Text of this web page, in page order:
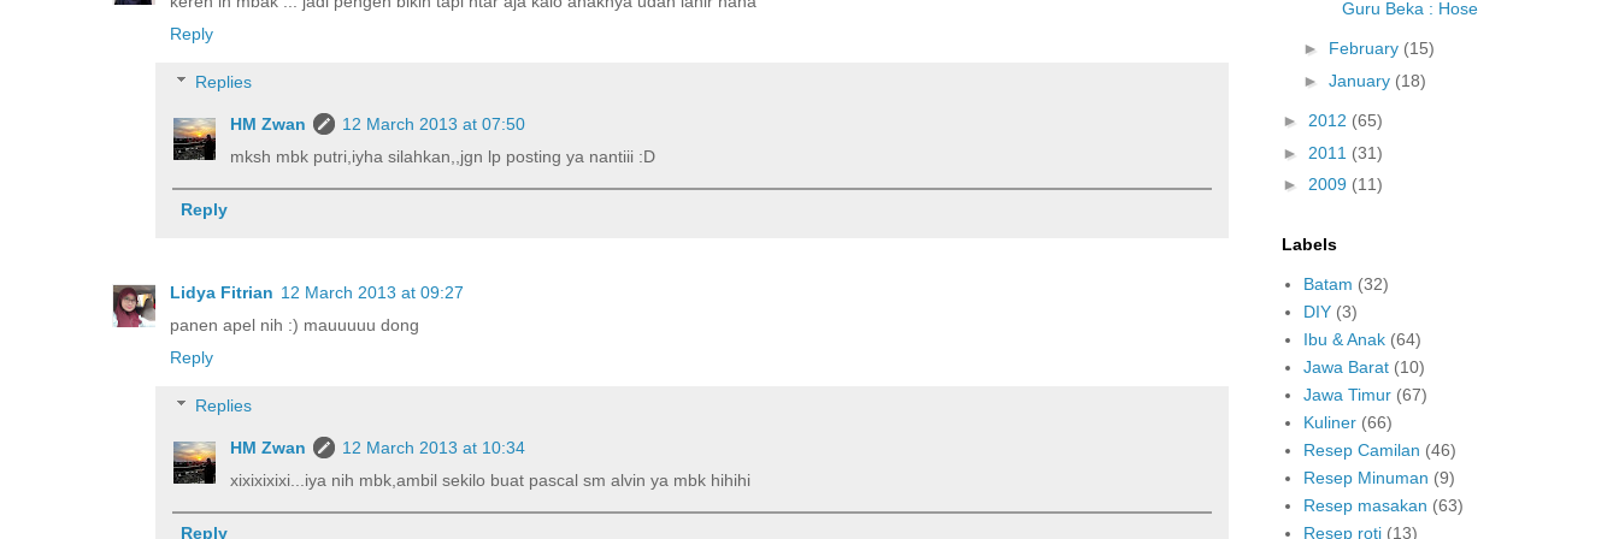
Reply
Replies
HM Zwan
12 March 2013 at 07:50
mksh mbk putri,iyha silahkan,,jgn lp posting ya nantiii :D
Reply
Lidya Fitrian 12 March 2013 at 09:27
panen apel nih :) mauuuuu dong
Reply
Replies
HM Zwan
12 March 2013 at 10:34
xixixixixi...iya nih mbk,ambil sekilo buat pascal sm alvin ya mbk hihihi
Reply
Guru Beka : Hose
► February (15)
► January (18)
► 2012 (65)
► 2011 (31)
► 2009 (11)
Labels
Batam (32)
DIY (3)
Ibu & Anak (64)
Jawa Barat (10)
Jawa Timur (67)
Kuliner (66)
Resep Camilan (46)
Resep Minuman (9)
Resep masakan (63)
Resep roti (13)